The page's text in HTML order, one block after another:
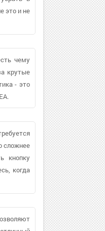
это и не
чему
крутые
- это
сложнее
кнопку
когда